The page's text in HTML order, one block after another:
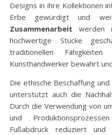
Designs in ihre Kollektionen
Erbe gewürdigt und
Zusammenarbeit werden
hochwertige Stücke
traditionellen
Kunsthandwerker bewahrt
Die ethische Beschaffung
unterstützt auch die
Durch die Verwendung von
und
Fußabdruck reduziert und